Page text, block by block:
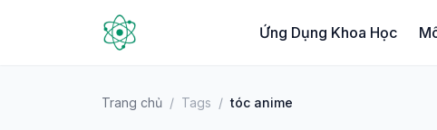
Ứng Dụng Khoa Học
Trang chủ / Tags / tóc anime